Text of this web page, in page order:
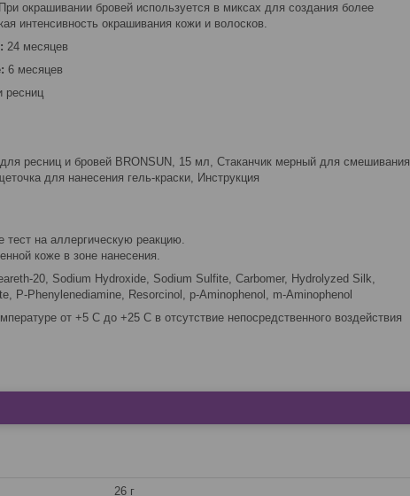
окрашивании бровей используется в миксах для создания более
интенсивность окрашивания кожи и волосков.
24 месяцев
6 месяцев
ресниц
ресниц и бровей BRONSUN, 15 мл, Стаканчик мерный для смешивания
для нанесения гель-краски, Инструкция
тест на аллергическую реакцию.
коже в зоне нанесения.
20, Sodium Hydroxide, Sodium Sulfite, Carbomer, Hydrolyzed Silk,
P-Phenylenediamine, Resorcinol, p-Aminophenol, m-Aminophenol
от +5 С до +25 С в отсутствие непосредственного воздействия
26 г